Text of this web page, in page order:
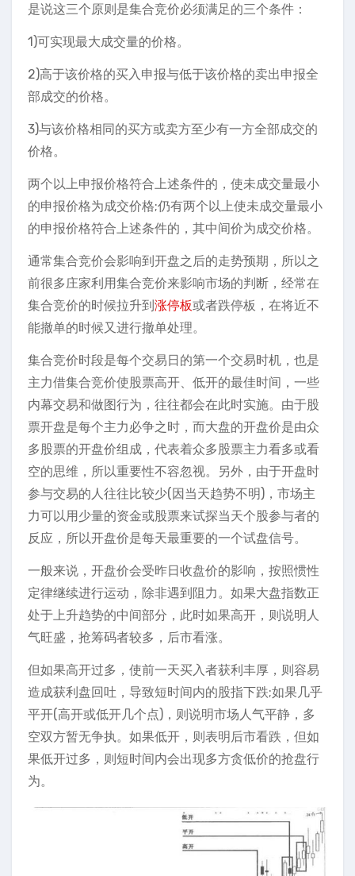
是说这三个原则是集合竞价必须满足的三个条件：
1)可实现最大成交量的价格。
2)高于该价格的买入申报与低于该价格的卖出申报全
部成交的价格。
3)与该价格相同的买方或卖方至少有一方全部成交的
价格。
两个以上申报价格符合上述条件的，使未成交量最小
的申报价格为成交价格;仍有两个以上使未成交量最小
的申报价格符合上述条件的，其中间价为成交价格。
通常集合竞价会影响到开盘之后的走势预期，所以之
前很多庄家利用集合竞价来影响市场的判断，经常在
集合竞价的时候拉升到涨停板或者跌停板，在将近不
能撤单的时候又进行撤单处理。
集合竞价时段是每个交易日的第一个交易时机，也是
主力借集合竞价使股票高开、低开的最佳时间，一些
内幕交易和做图行为，往往都会在此时实施。由于股
票开盘是每个主力必争之时，而大盘的开盘价是由众
多股票的开盘价组成，代表着众多股票主力看多或看
空的思维，所以重要性不容忽视。另外，由于开盘时
参与交易的人往往比较少(因当天趋势不明)，市场主
力可以用少量的资金或股票来试探当天个股参与者的
反应，所以开盘价是每天最重要的一个试盘信号。
一般来说，开盘价会受昨日收盘价的影响，按照惯性
定律继续进行运动，除非遇到阻力。如果大盘指数正
处于上升趋势的中间部分，此时如果高开，则说明人
气旺盛，抢筹码者较多，后市看涨。
但如果高开过多，使前一天买入者获利丰厚，则容易
造成获利盘回吐，导致短时间内的股指下跌;如果几乎
平开(高开或低开几个点)，则说明市场人气平静，多
空双方暂无争执。如果低开，则表明后市看跌，但如
果低开过多，则短时间内会出现多方贪低价的抢盘行
为。